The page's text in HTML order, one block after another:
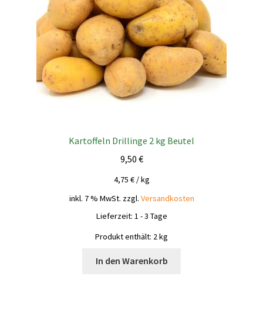
Kartoffeln Drillinge 2 kg Beutel
9,50 €
4,75 €/kg
inkl. 7 % MwSt. zzgl. Versandkosten
Lieferzeit: 1 - 3 Tage
Produkt enthält: 2 kg
In den Warenkorb